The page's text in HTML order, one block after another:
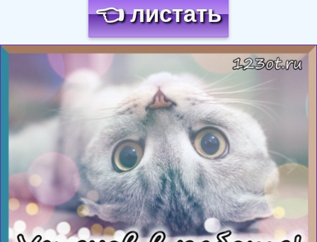
👈 листать
Загрузка картинки...